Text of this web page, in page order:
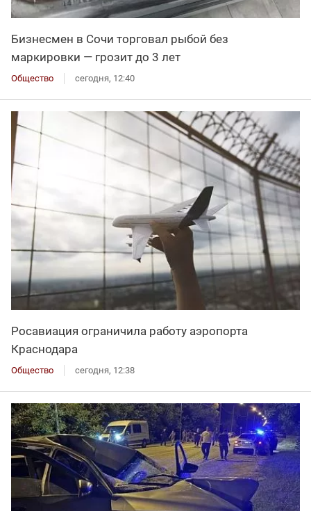
Бизнесмен в Сочи торговал рыбой без
маркировки — грозит до 3 лет
Общество сегодня, 12:40
Росавиация ограничила работу аэропорта
Краснодара
Общество сегодня, 12:38